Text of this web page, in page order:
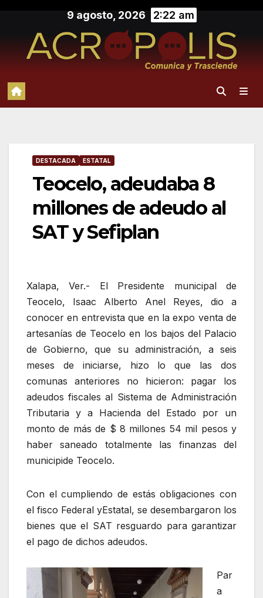
contenido
9 agosto, 2026 2:22 am
DESTACADA ESTATAL
Teocelo, adeudaba 8
millones de adeudo al
SAT y Sefiplan
Xalapa, Ver.- El Presidente municipal de
Teocelo, Isaac Alberto Anel Reyes, dio a
conocer en entrevista que en la expo venta de
artesanías de Teocelo en los bajos del Palacio
de Gobierno, que su administración, a seis
meses de iniciarse, hizo lo que las dos
comunas anteriores no hicieron: pagar los
adeudos fiscales al Sistema de Administración
Tributaria y a Hacienda del Estado por un
monto de más de $ 8 millones 54 mil pesos y
haber saneado totalmente las finanzas del
municipide Teocelo.
Con el cumpliendo de estás obligaciones con
el fisco Federal yEstatal, se desembargaron los
bienes que el SAT resguardo para garantizar
el pago de dichos adeudos.
Par
a